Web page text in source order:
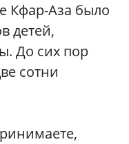
Кфар-­Аза было
детей,
До сих пор
сотни